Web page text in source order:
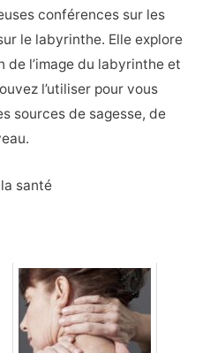
conférences sur les
le labyrinthe. Elle explore
de l’image du labyrinthe et
l’utiliser pour vous
sources de sagesse, de
santé